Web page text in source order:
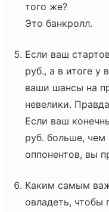
того же?
Это банкролл.
Если ваш
руб., а в итоге у
ваши шансы на
невелики.
Если ваш
руб. больше,
оппонентов, вы
Каким самым
овладеть, чтобы